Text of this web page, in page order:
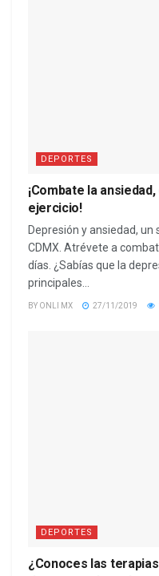
DEPORTES
¡Combate la
ejercicio!
Depresión y ansiedad,
CDMX. Atrévete a
días. ¿Sabías que la
principales...
BY ONLI MX 27/11/2019
DEPORTES
¿Conoces las